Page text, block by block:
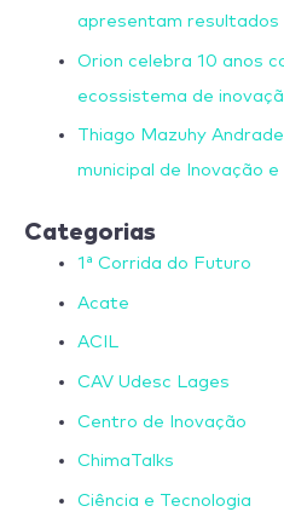
apresentam resultados
Orion celebra 10 anos
ecossistema de
Thiago Mazuhy
municipal de Inovação
Categorias
1ª Corrida do Futuro
Acate
ACIL
CAV Udesc Lages
Centro de Inovação
ChimaTalks
Ciência e Tecnologia